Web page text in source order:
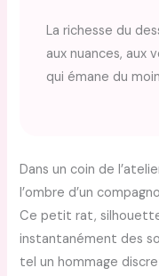
La richesse du
aux nuances, aux
qui émane du
Dans un coin de
l’ombre d’un
Ce petit rat,
instantanément des
tel un hommage